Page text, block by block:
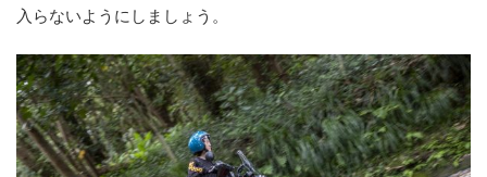
入らないようにしましょう。